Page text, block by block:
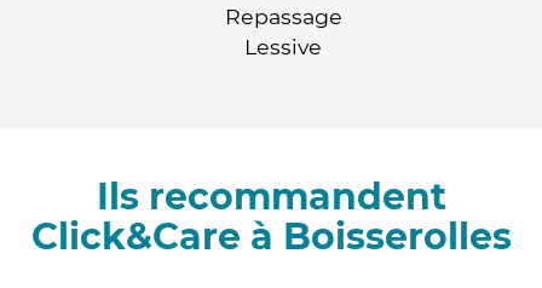
Repassage
Lessive
Ils recommandent
Click&Care à Boisserolles